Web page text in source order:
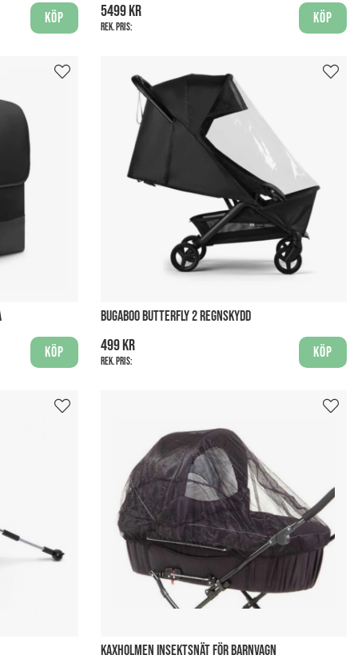
Köp 5499 kr
Rek. pris:
Köp
Köp
BUGABOO BUTTERFLY 2 REGNSKYDD
499 kr
Rek. pris:
Köp
KAXHOLMEN INSEKTSNÄT FÖR BARNVAGN